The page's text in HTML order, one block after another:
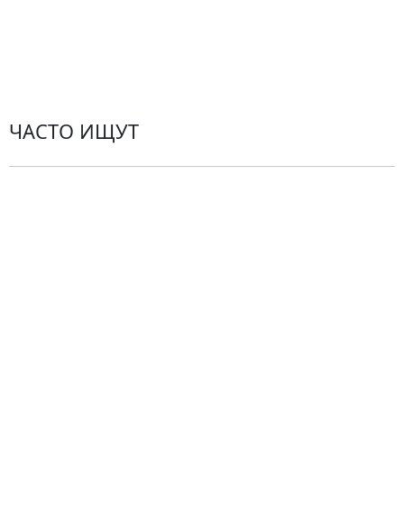
ЧАСТО ИЩУТ